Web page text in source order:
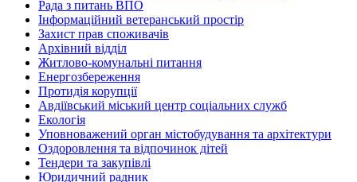
Рада з питань ВПО
Інформаційний ветеранський простір
Захист прав споживачів
Архівний відділ
Житлово-комунальні питання
Енергозбереження
Протидія корупції
Авдіївський міський центр соціальних служб
Екологія
Уповноважений орган містобудування та архітектури
Оздоровлення та відпочинок дітей
Тендери та закупівлі
Юридичний радник